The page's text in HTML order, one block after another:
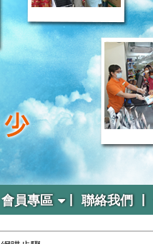
會員專區 聯絡我們